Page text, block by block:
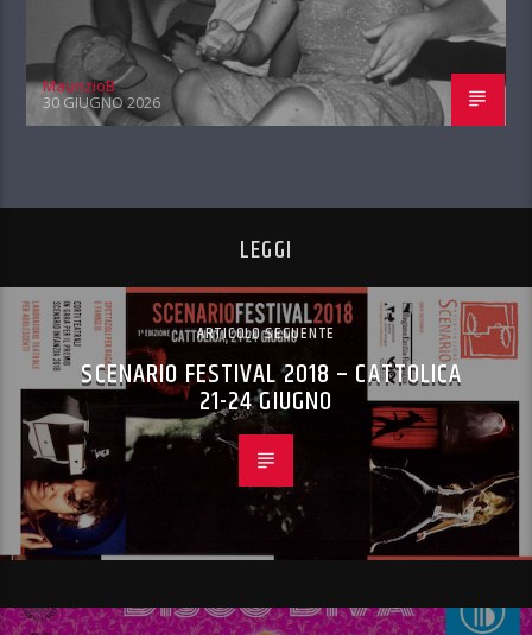
MaurizioB
30 GIUGNO 2026
LEGGI
ARTICOLO SEGUENTE
SCENARIO FESTIVAL 2018 – CATTOLICA
21-24 GIUGNO